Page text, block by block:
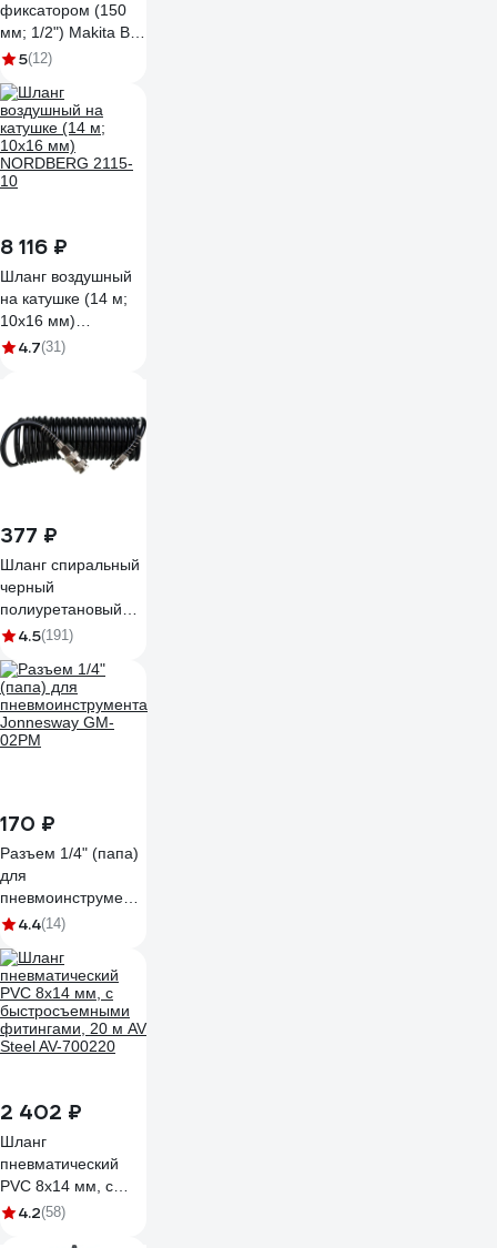
фиксатором (150
мм; 1/2") Makita B-
55712
5(12)
8 116 ₽
Шланг воздушный
на катушке (14 м;
10x16 мм)
NORDBERG 2115-
4.7(31)
377 ₽
Шланг спиральный
черный
полиуретановый
профи (5 м; 20 бар;
pneumatic 4924
4.5(191)
170 ₽
Разъем 1/4" (папа)
для
пневмоинструмента
Jonnesway GM-
4.4(14)
2 402 ₽
Шланг
пневматический
PVC 8x14 мм, с
быстросъемными
4.2(58)